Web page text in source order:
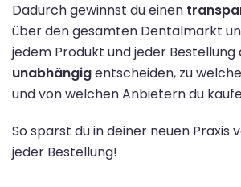
Dadurch gewinnst du einen
über den gesamten Dentalmarkt
jedem Produkt und jeder Bestellung
unabhängigentscheiden, zu
und von welchen Anbietern du
So sparst du in deiner neuen Praxis
jeder Bestellung!